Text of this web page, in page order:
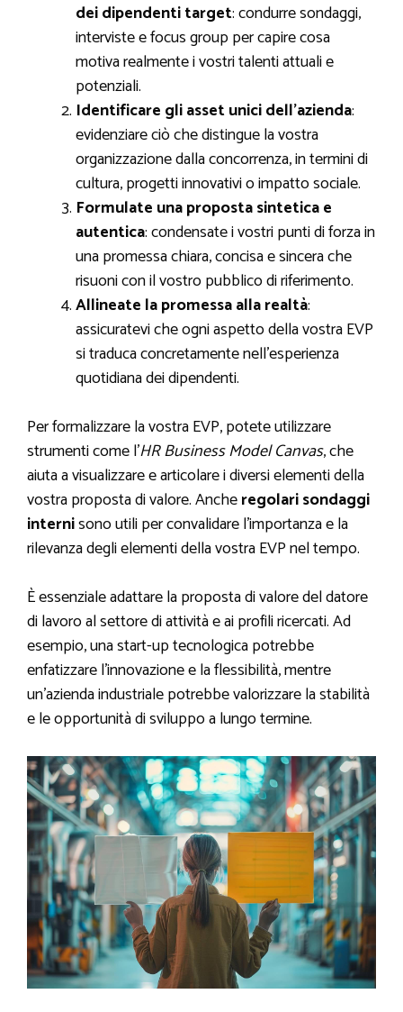
dei dipendenti target: condurre sondaggi,
interviste e focus group per capire cosa
motiva realmente i vostri talenti attuali e
potenziali.
Identificare gli asset unici dell’azienda:
evidenziare ciò che distingue la vostra
organizzazione dalla concorrenza, in termini di
cultura, progetti innovativi o impatto sociale.
Formulate una proposta sintetica e
autentica: condensate i vostri punti di forza in
una promessa chiara, concisa e sincera che
risuoni con il vostro pubblico di riferimento.
Allineate la promessa alla realtà:
assicuratevi che ogni aspetto della vostra EVP
si traduca concretamente nell’esperienza
quotidiana dei dipendenti.
Per formalizzare la vostra EVP, potete utilizzare
strumenti come l’HR Business Model Canvas, che
aiuta a visualizzare e articolare i diversi elementi della
vostra proposta di valore. Ancheregolari sondaggi
internisono utili per convalidare l’importanza e la
rilevanza degli elementi della vostra EVP nel tempo.
È essenziale adattare la proposta di valore del datore
di lavoro al settore di attività e ai profili ricercati. Ad
esempio, una start-up tecnologica potrebbe
enfatizzare l’innovazione e la flessibilità, mentre
un’azienda industriale potrebbe valorizzare la stabilità
e le opportunità di sviluppo a lungo termine.